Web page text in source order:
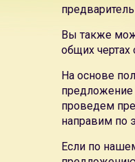
в любой тематике,
рассрочки
окупить затраты на
созданию
сайтов проверена
в поисковых
сайта
дизайне. Мы
Вы также
общих чертах
На основе
предложение
проведем
направим по
Если по